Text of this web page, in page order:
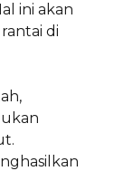
ini akan
di